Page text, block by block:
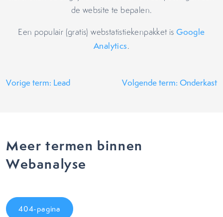
de website te bepalen.
Een populair (gratis) webstatistiekenpakket isGoogle
Analytics.
Vorige term: Lead Volgende term: Onderkast
Meer termen binnen
Webanalyse
404-pagina